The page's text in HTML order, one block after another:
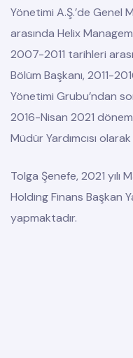
Yönetimi A.Ş.’de
arasında Helix
2007-2011 tarihleri
Bölüm Başkanı, 2011-
Yönetimi Grubu’ndan
2016-Nisan 2021
Müdür Yardımcısı
Tolga Şenefe, 2021 yılı
Holding Finans Başkan
yapmaktadır.